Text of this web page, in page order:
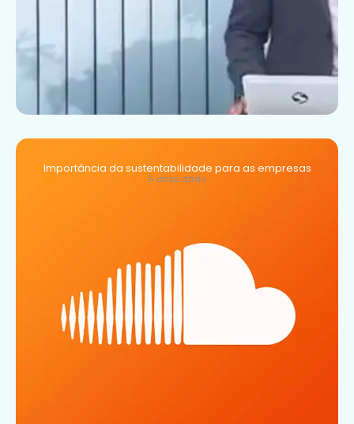
Importância da sustentabilidade para as empresas
5 anos atrás